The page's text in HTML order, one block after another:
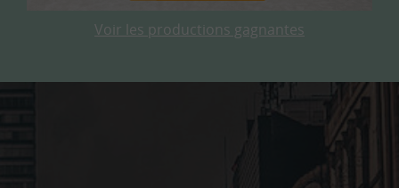
Voir les productions gagnantes